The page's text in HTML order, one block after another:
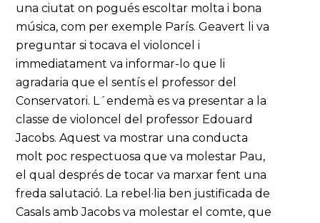
una ciutat on pogués escoltar molta i bona
música, com per exemple París. Geavert li va
preguntar si tocava el violoncel i
immediatament va informar-lo que li
agradaria que el sentís el professor del
Conservatori. L´endemà es va presentar a la
classe de violoncel del professor Edouard
Jacobs. Aquest va mostrar una conducta
molt poc respectuosa que va molestar Pau,
el qual després de tocar va marxar fent una
freda salutació. La rebel·lia ben justificada de
Casals amb Jacobs va molestar el comte, que